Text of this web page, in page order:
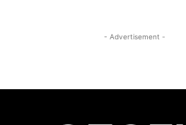
- Advertisement -